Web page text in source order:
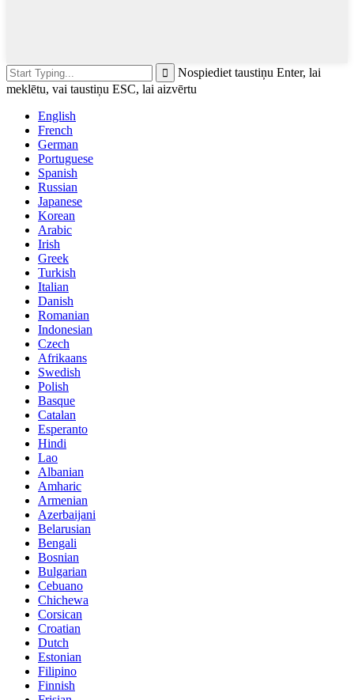
Nospiediet taustiņu Enter, lai
meklētu, vai taustiņu ESC, lai aizvērtu
English
French
German
Portuguese
Spanish
Russian
Japanese
Korean
Arabic
Irish
Greek
Turkish
Italian
Danish
Romanian
Indonesian
Czech
Afrikaans
Swedish
Polish
Basque
Catalan
Esperanto
Hindi
Lao
Albanian
Amharic
Armenian
Azerbaijani
Belarusian
Bengali
Bosnian
Bulgarian
Cebuano
Chichewa
Corsican
Croatian
Dutch
Estonian
Filipino
Finnish